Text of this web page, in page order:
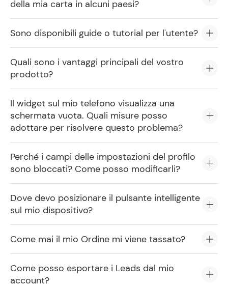
della mia carta in alcuni paesi?
Sono disponibili guide o tutorial per l'utente?
Quali sono i vantaggi principali del vostro
prodotto?
Il widget sul mio telefono visualizza una
schermata vuota. Quali misure posso
adottare per risolvere questo problema?
Perché i campi delle impostazioni del profilo
sono bloccati? Come posso modificarli?
Dove devo posizionare il pulsante intelligente
sul mio dispositivo?
Come mai il mio Ordine mi viene tassato?
Come posso esportare i Leads dal mio
account?